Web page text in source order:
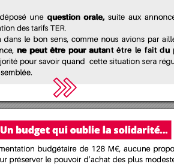
question orale,
ne peut être pour autant être le fait du
Un budget qui oublie la solidarité...